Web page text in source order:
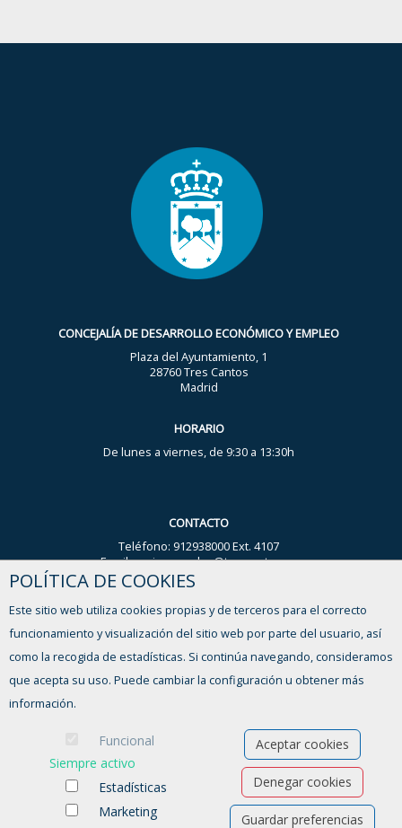
CONCEJALÍA DE DESARROLLO ECONÓMICO Y EMPLEO
Plaza del Ayuntamiento, 1
28760 Tres Cantos
Madrid
HORARIO
De lunes a viernes, de 9:30 a 13:30h
CONTACTO
Teléfono: 912938000 Ext. 4107
Email: nuria.gonzalez@trescantos.es
WhatsApp Ayuntamiento: 644 59 44 93
FORMULARIO DE CONTACTO
POLÍTICA DE COOKIES
Este sitio web utiliza cookies propias y de terceros para el correcto
funcionamiento y visualización del sitio web por parte del usuario, así
como la recogida de estadísticas. Si continúa navegando, consideramos
que acepta su uso. Puede cambiar la configuración u obtener más
información.
Funcional
Siempre activo
Estadísticas
Marketing
Aceptar cookies
Denegar cookies
Guardar preferencias